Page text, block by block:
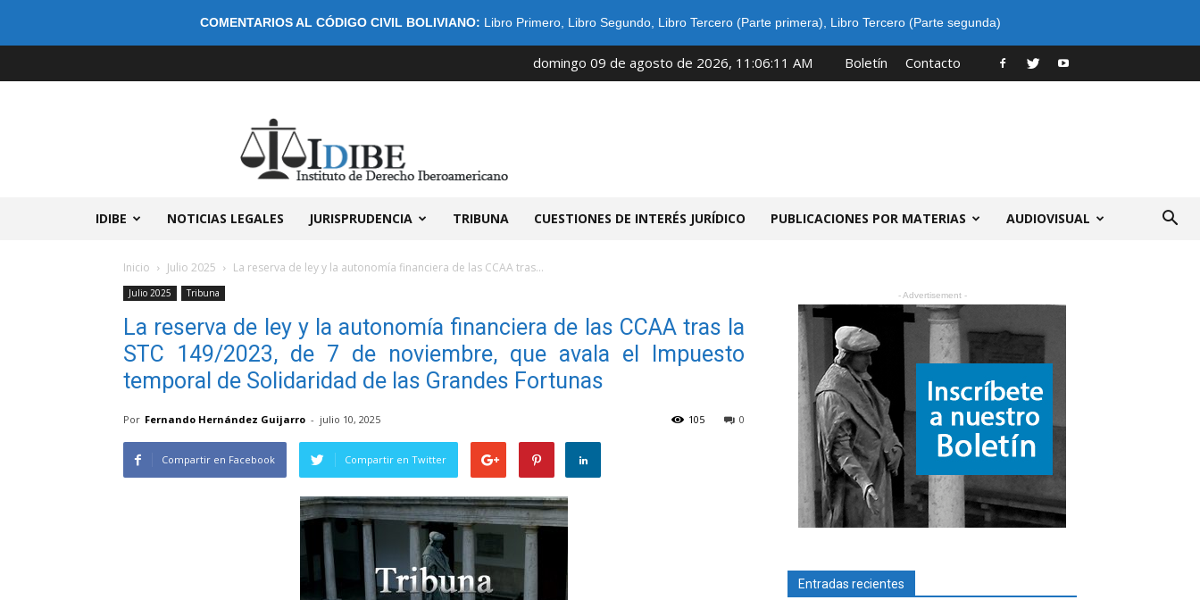
COMENTARIOS AL CÓDIGO CIVIL BOLIVIANO: Libro Primero, Libro Segundo, Libro Tercero (Parte primera) Libro Tercero (Parte segunda)
domingo 09 de agosto de 2026, 11:06:11 AM Boletín Contacto
IDIBE NOTICIAS LEGALES JURISPRUDENCIA TRIBUNA CUESTIONES DE INTERÉS JURÍDICO PUBLICACIONES POR MATERIAS AUDIOVISUAL
Inicio Julio 2025 La reserva de ley y la autonomía financiera de las CCAA tras...
Julio 2025 Tribuna
La reserva de ley y la autonomía financiera de las CCAA tras la
STC 149/2023, de 7 de noviembre, que avala el Impuesto
temporal de Solidaridad de las Grandes Fortunas
Por Fernando Hernández Guijarro - julio 10, 2025 0
105
Compartir en Facebook Compartir en Twitter
- Advertisement -
Entradas recientes